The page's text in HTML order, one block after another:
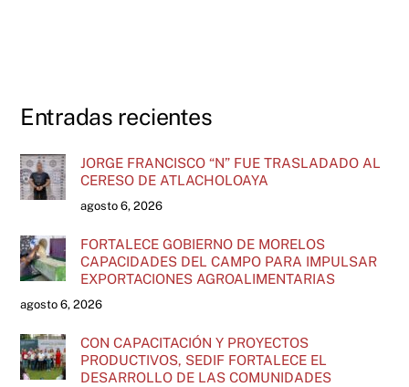
Entradas recientes
JORGE FRANCISCO “N” FUE TRASLADADO AL
CERESO DE ATLACHOLOAYA
agosto 6, 2026
FORTALECE GOBIERNO DE MORELOS
CAPACIDADES DEL CAMPO PARA IMPULSAR
EXPORTACIONES AGROALIMENTARIAS
agosto 6, 2026
CON CAPACITACIÓN Y PROYECTOS
PRODUCTIVOS, SEDIF FORTALECE EL
DESARROLLO DE LAS COMUNIDADES